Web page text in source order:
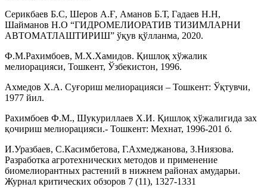
Серикбаев Б.С, Шеров А.Ғ, Аманов Б.Т, Гадаев Н.Н,
Шайманов Н.О “ГИДРОМЕЛИОРАТИВ ТИЗИМЛАРНИ
АВТОМАТЛАШТИРИШ” ўқув қўлланма, 2020.
Ф.М.Рахимбоев, М.Х.Хамидов. Қишлоқ хўжалик
мелиорацияси, Тошкент, Ўзбекистон, 1996.
Ахмедов Х.А. Суғориш мелиорацияси – Тошкент: Ўқтувчи,
1977 йил.
Рахимбоев Ф.М., Шукуриллаев Х.И. Қишлоқ хўжалигида зах
қочириш мелиорацияси.- Тошкент: Мехнат, 1996-201 б.
И.Уразбаев, С.Касимбетова, Г.Ахмеджанова, З.Ниязова.
Разработка агротехнических методов и применение
биомелиорантных растений в нижнем районах амударьи.
Журнал критических обзоров 7 (11), 1327-1331